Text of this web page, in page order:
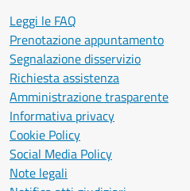
Leggi le FAQ
Prenotazione appuntamento
Segnalazione disservizio
Richiesta assistenza
Amministrazione trasparente
Informativa privacy
Cookie Policy
Social Media Policy
Note legali